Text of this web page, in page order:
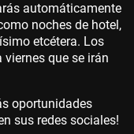
automáticamente
noches de hotel,
etcétera. Los
que se irán
oportunidades
sus redes sociales!